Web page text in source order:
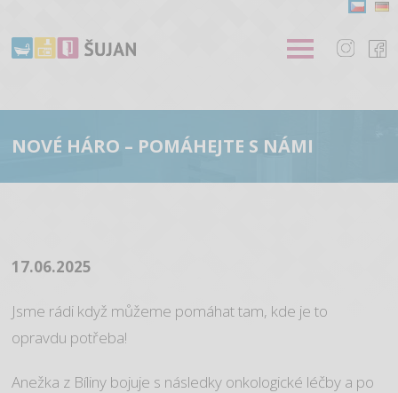
NOVÉ HÁRO – POMÁHEJTE S NÁMI
17.06.2025
Jsme rádi když můžeme pomáhat tam, kde je to
opravdu potřeba!
Anežka z Bíliny bojuje s následky onkologické léčby a po